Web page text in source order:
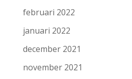
februari 2022
januari 2022
december 2021
november 2021